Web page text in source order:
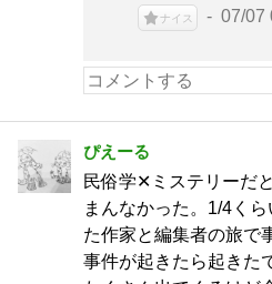
ナイス 07/07
ぴえーる
民俗学✕ミステリーだ
まんなかった。1/4く
た作家と編集者の旅で
事件が起きたら起きた